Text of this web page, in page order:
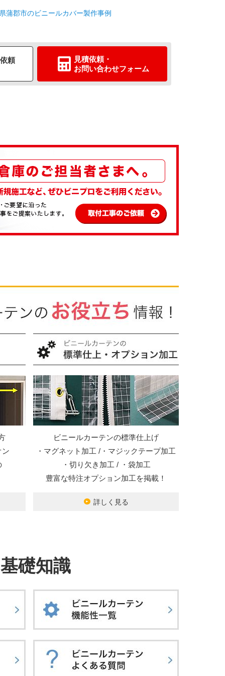
蒲郡市のビニールカバー製作事例
頼 見積依頼・
お問い合わせフォーム
ン
ビニールカーテンの標準仕上げ
・マグネット加工 /・マジックテープ加工
・切り欠き加工 / ・袋加工
豊富な特注オプション加工を掲載！
詳しく見る
基礎知識